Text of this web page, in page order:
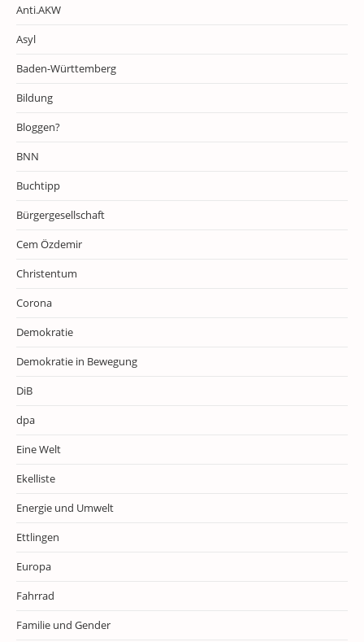
Anti.AKW
Asyl
Baden-Württemberg
Bildung
Bloggen?
BNN
Buchtipp
Bürgergesellschaft
Cem Özdemir
Christentum
Corona
Demokratie
Demokratie in Bewegung
DiB
dpa
Eine Welt
Ekelliste
Energie und Umwelt
Ettlingen
Europa
Fahrrad
Familie und Gender